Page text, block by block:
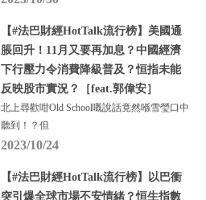
【#法巴財經HotTalk流行榜】美國通
脹回升！11月又要再加息？中國經濟
下行壓力令消費降級普及？恒指未能
反映股市實況？［feat.郭偉安］
北上尋歡咁Old School嘅說話竟然喺雪瑩口中
聽到！？但
2023/10/24
【#法巴財經HotTalk流行榜】以巴衝
突引爆全球市場不安情緒？恒生指數